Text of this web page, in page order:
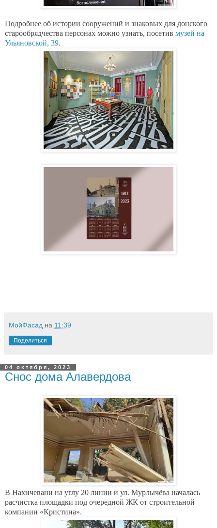
Подробнее об истории сооружений и знаковых для донского
старообрядчества персонах можно узнать, посетив музей на
Ульяновской, 39.
МойФасад на 11:39
Поделиться
04 октября, 2023
Снос дома Алавердова
В Нахичевани на углу 20 линии и ул. Мурлычёва началась
расчистка площадки под очередной ЖК от строительной
компании «Кристина».